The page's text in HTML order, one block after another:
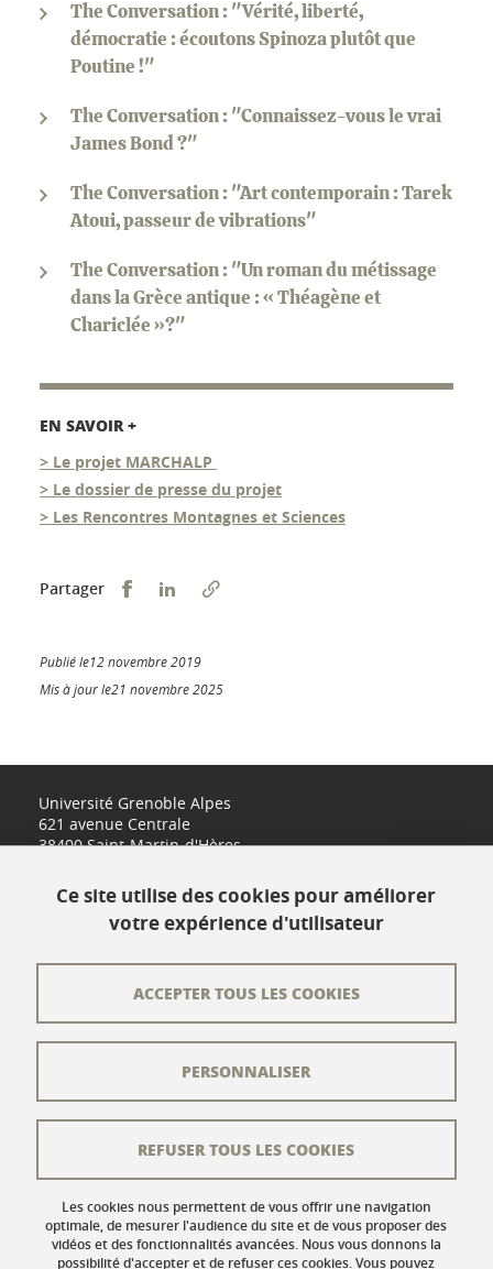
The Conversation : "Vérité, liberté,
démocratie : écoutons Spinoza plutôt que
Poutine !"
The Conversation : "Connaissez-vous le vrai
James Bond ?"
The Conversation : "Art contemporain : Tarek
Atoui, passeur de vibrations"
The Conversation : "Un roman du métissage
dans la Grèce antique : « Théagène et
Chariclée »?"
EN SAVOIR +
> Le projet MARCHALP
> Le dossier de presse du projet
> Les Rencontres Montagnes et Sciences
Partager Partager sur Facebook
Partager sur LinkedIn
Publié le12 novembre 2019
Mis à jour le21 novembre 2025
Université Grenoble Alpes
621 avenue Centrale
38400 Saint-Martin-d'Hères
L'équipe éditoriale
Crédits
Mentions légales
Données personnelles
Gestion des cookies
Ce site utilise des cookies pour améliorer
votre expérience d'utilisateur
Les cookies nous permettent de vous offrir une navigation
optimale, de mesurer l'audience du site et de vous proposer des
vidéos et des fonctionnalités avancées. Nous vous donnons la
possibilité d'accepter et de refuser ces cookies. Vous pouvez
ACCEPTER TOUS LES COOKIES
REFUSER TOUS LES COOKIES
PERSONNALISER